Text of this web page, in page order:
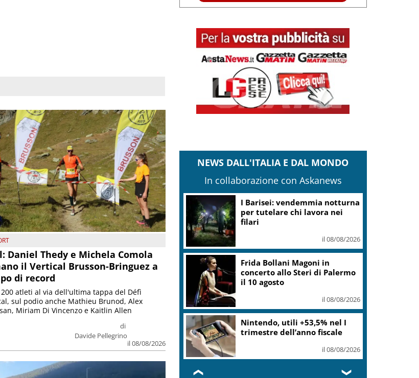
Daniel Thedy e Michela Comola
il Vertical Brusson-Bringuez a
di record
di
Davide Pellegrino
il 08/08/2026
atleti al via dell'ultima tappa del Défì
sul podio anche Mathieu Brunod, Alex
Miriam Di Vincenzo e Kaitlin Allen
NEWS DALL'ITALIA E DAL MONDO
In collaborazione con Askanews
I Barisei: vendemmia notturna
per tutelare chi lavora nei
filari
il 08/08/2026
Frida Bollani Magoni in
concerto allo Steri di Palermo
il 10 agosto
il 08/08/2026
Nintendo, utili +53,5% nel I
trimestre dell’anno fiscale
il 08/08/2026
❮ ❯